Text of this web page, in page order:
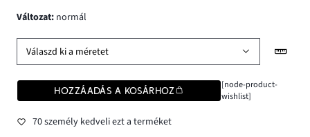
változat: normál
Válaszd ki a méretet
HOZZÁADÁS A KOSÁRHOZ
[node-product-
wishlist]
70 személy kedveli ezt a terméket